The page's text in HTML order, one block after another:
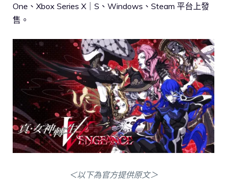
One、Xbox Series X｜S、Windows、Steam 平台上發
售。
＜以下為官方提供原文＞